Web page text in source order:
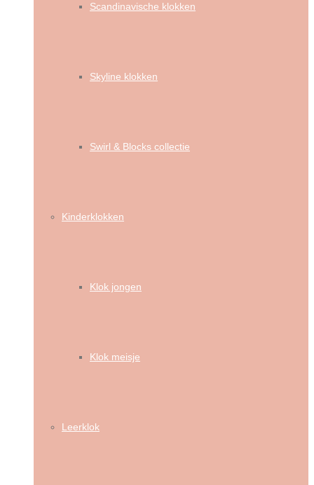
Scandinavische klokken
Skyline klokken
Swirl & Blocks collectie
Kinderklokken
Klok jongen
Klok meisje
Leerklok